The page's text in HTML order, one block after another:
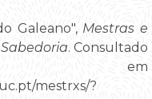
Galeano", Mestras e
. Consultado
em
mestrxs/?